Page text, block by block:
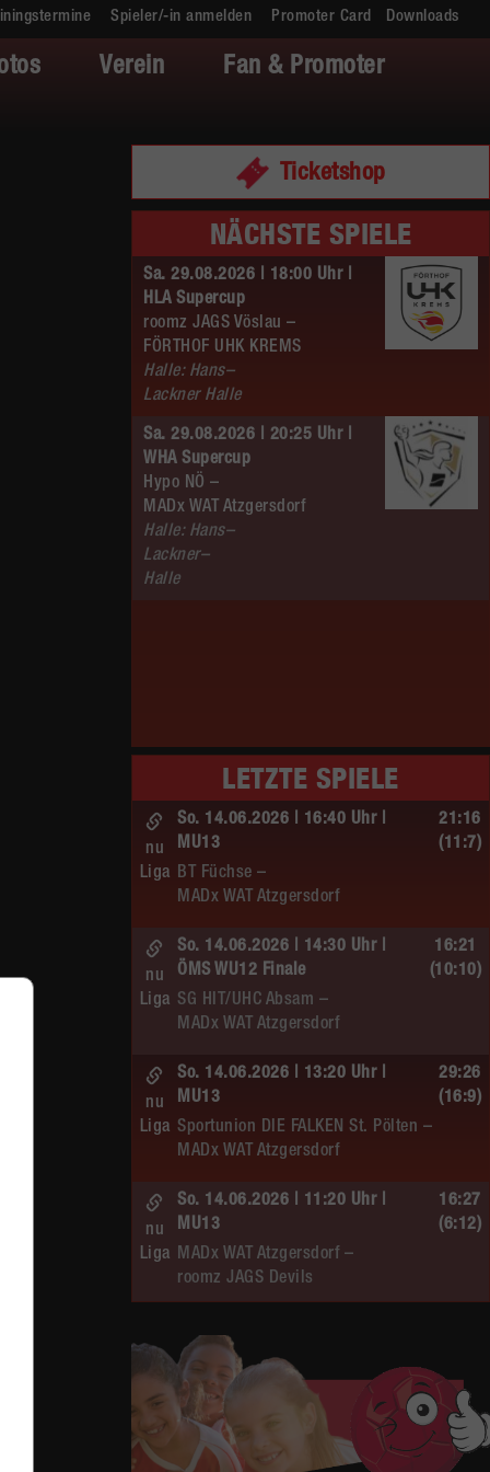
Spieler/-in anmelden Promoter Card Downloads
Verein
Fan & Promoter
Ticketshop
NÄCHSTE SPIELE
Sa. 29.08.2026 | 18:00 Uhr |
HLA Supercup
roomz JAGS Vöslau –
FÖRTHOF UHK KREMS
Halle: Hans–
Lackner Halle
Sa. 29.08.2026 | 20:25 Uhr |
WHA Supercup
Hypo NÖ –
MADx WAT Atzgersdorf
Halle: Hans–
Lackner–
Halle
LETZTE SPIELE
So. 14.06.2026 | 16:40 Uhr |
MU13
BT Füchse –
MADx WAT Atzgersdorf
nu
Liga
21:16
(11:7)
So. 14.06.2026 | 14:30 Uhr |
ÖMS WU12 Finale
SG HIT/UHC Absam –
MADx WAT Atzgersdorf
nu
Liga
16:21
(10:10)
So. 14.06.2026 | 13:20 Uhr |
MU13
Sportunion DIE FALKEN St. Pölten –
MADx WAT Atzgersdorf
nu
Liga
29:26
(16:9)
So. 14.06.2026 | 11:20 Uhr |
MU13
MADx WAT Atzgersdorf –
roomz JAGS Devils
nu
Liga
16:27
(6:12)
ÖMS WU12 HF
SC HIT/UHC Absam –
MADx WAT Atzgersdorf
Liga
Sa. 13.06.2026 | 19:05 Uhr |
30:19